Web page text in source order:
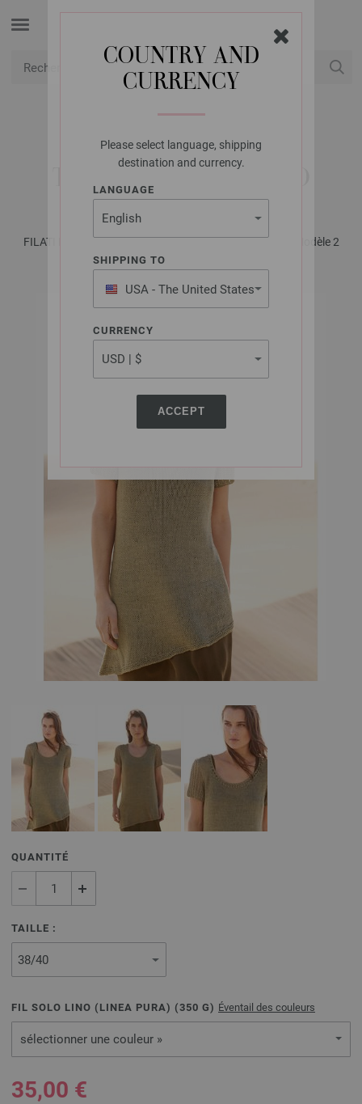
COUNTRY AND
CURRENCY
Please select language, shipping
destination and currency.
LANGUAGE
SHIPPING TO
USA - The United States
of America
CURRENCY
ACCEPT
LANA GROSSA
TUNIQUE SOLO LINO
FILATI Lino No. 1 - Magazine (DE) + Explications (FR) | Modèle 2
QUANTITÉ
TAILLE :
FIL SOLO LINO (LINEA PURA) (350 G) Éventail des couleurs
sélectionner une couleur »
35,00 €